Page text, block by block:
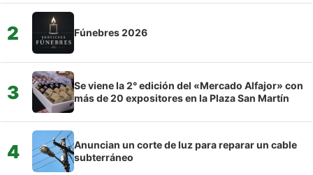
2 Fúnebres 2026
3
Se viene la 2° edición del «Mercado Alfajor» con
más de 20 expositores en la Plaza San Martín
4
Anuncian un corte de luz para reparar un cable
subterráneo